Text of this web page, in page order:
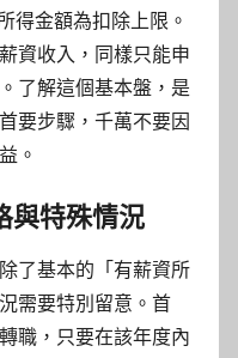
得金額為扣除上限。
資收入，同樣只能申
了解這個基本盤，是
要步驟，千萬不要因
。
與特殊情況
了基本的「有薪資所
需要特別留意。首
職，只要在該年度內